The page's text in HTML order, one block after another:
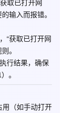
取已打开网
输入而报错。
“获取已打开网
。
行结果，确保
）。
用（如手动打开